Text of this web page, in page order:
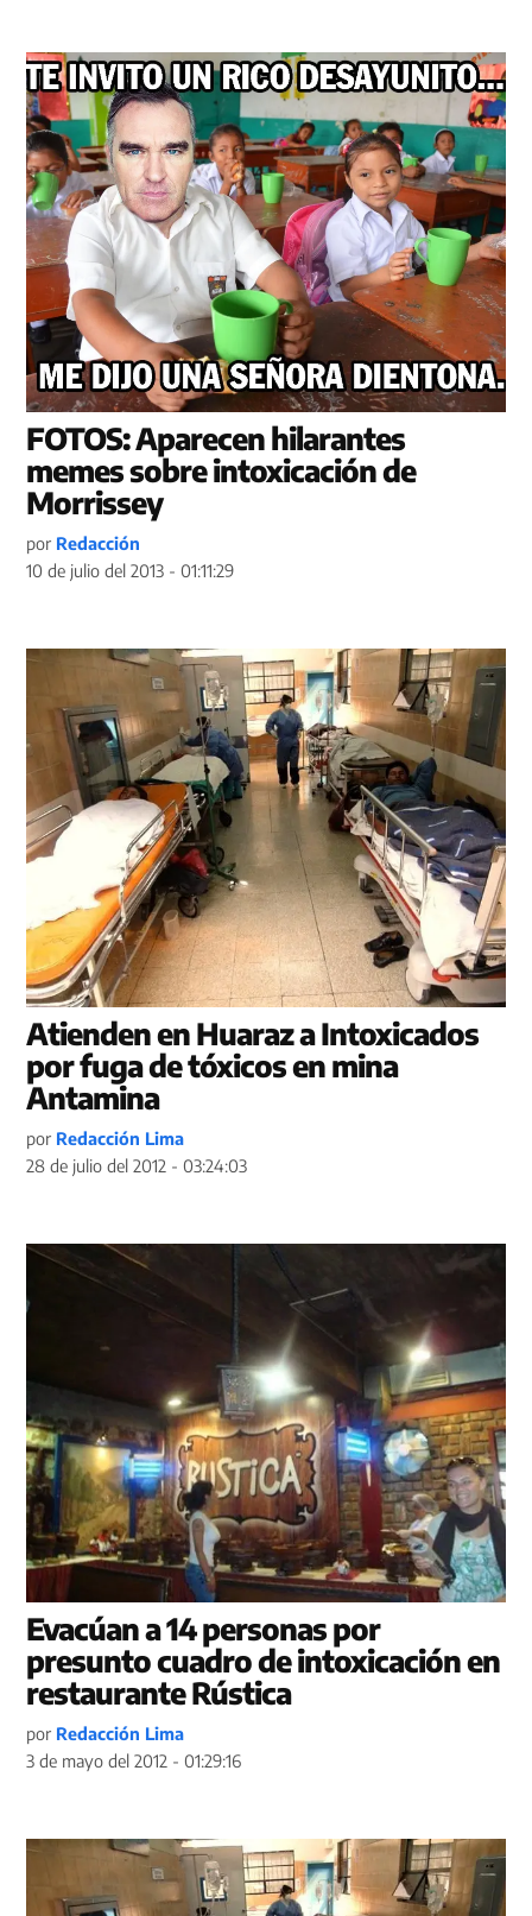
FOTOS: Aparecen hilarantes
memes sobre intoxicación de
Morrissey
por Redacción
10 de julio del 2013 - 01:11:29
Atienden en Huaraz a Intoxicados
por fuga de tóxicos en mina
Antamina
por Redacción Lima
28 de julio del 2012 - 03:24:03
Evacúan a 14 personas por
presunto cuadro de intoxicación en
restaurante Rústica
por Redacción Lima
3 de mayo del 2012 - 01:29:16